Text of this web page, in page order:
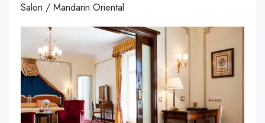
Salon / Mandarin Oriental